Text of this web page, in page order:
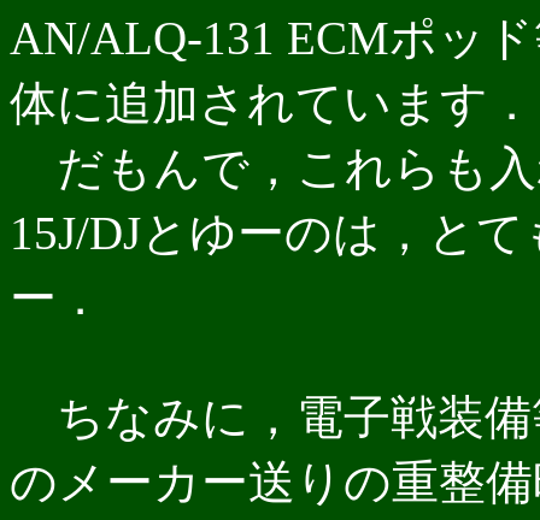
AN/ALQ-131 ECMポッ
体に追加されています．
だもんで，これらも
15J/DJとゆーのは，と
ー．
ちなみに，電子戦装
のメーカー送りの重整